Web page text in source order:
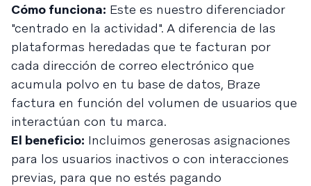
Cómo funciona: Este es nuestro diferenciador
"centrado en la actividad". A diferencia de las
plataformas heredadas que te facturan por
cada dirección de correo electrónico que
acumula polvo en tu base de datos, Braze
factura en función del volumen de usuarios que
interactúan con tu marca.
El beneficio: Incluimos generosas asignaciones
para los usuarios inactivos o con interacciones
previas, para que no estés pagando